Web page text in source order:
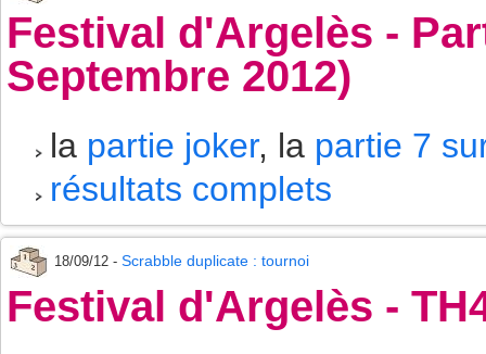
Festival d'Argelès -
Septembre 2012)
la partie joker, la partie 7
résultats complets
18/09/12 - Scrabble duplicate : tournoi
Festival d'Argelès -